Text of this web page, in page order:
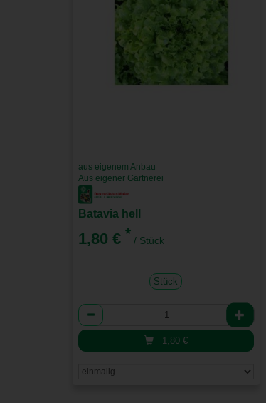
aus eigenem Anbau
Aus eigener Gärtnerei
Batavia hell
1,80 € * / Stück
Stück
Anzahl
1,80 €